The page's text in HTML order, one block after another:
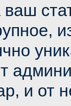
и от